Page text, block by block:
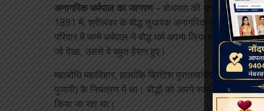
अनागरिक धर्मपाल का जागरण – बोधगया की यात्रा ने कैसे
1891 में, श्रीलंका के बौद्ध सुधारक अनागरिक धर्मपाल ने
परिवार में जन्मे धर्मपाल ने बौद्ध धर्म अपना लिया था और
जो देखा, उससे वे बहुत हैरान हुए।
महाबोधि महाविहार, हालांकि ब्रिटिश पुरातत्वविद् सर
पुजारी) के नियंत्रण में था। बौद्धों को अपने स्वयं के पवित्र
किया जा रहा था।